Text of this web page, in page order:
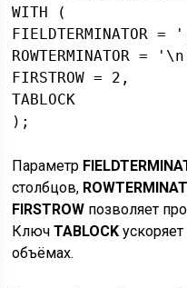
WITH (
FIELDTERMINATOR
ROWTERMINATOR =
FIRSTROW = 2,
TABLOCK
Параметр
столбцов,
FIRSTROW позволяет
КлючTABLOCK
объёмах.